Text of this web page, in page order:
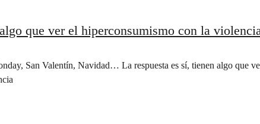
que ver el hiperconsumismo con la
San Valentín, Navidad… La respuesta es sí, tienen algo que